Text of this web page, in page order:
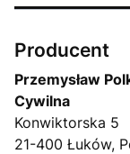
Producent
Przemysław
Cywilna
Konwiktorska 5
21-400 Łuków,